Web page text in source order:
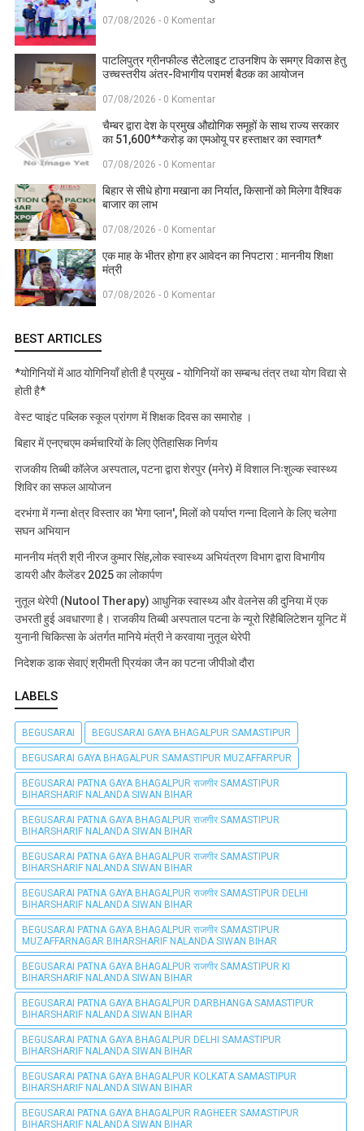
07/08/2026 - 0 Komentar
पाटलिपुत्र ग्रीनफील्ड सैटेलाइट टाउनशिप के समग्र विकास हेतु
उच्चस्तरीय अंतर-विभागीय परामर्श बैठक का आयोजन
07/08/2026 - 0 Komentar
चैम्बर द्वारा देश के प्रमुख औद्योगिक समूहों के साथ राज्य सरकार
का 51,600**करोड़ का एमओयू पर हस्ताक्षर का स्वागत*
07/08/2026 - 0 Komentar
बिहार से सीधे होगा मखाना का निर्यात, किसानों को मिलेगा वैश्विक
बाजार का लाभ
07/08/2026 - 0 Komentar
एक माह के भीतर होगा हर आवेदन का निपटारा : माननीय शिक्षा
मंत्री
07/08/2026 - 0 Komentar
BEST ARTICLES
*योगिनियों में आठ योगिनियाँ होती है प्रमुख - योगिनियों का सम्बन्ध तंत्र तथा योग विद्या से
होती है*
वेस्ट प्वाइंट पब्लिक स्कूल प्रांगण में शिक्षक दिवस का समारोह ।
बिहार में एनएचएम कर्मचारियों के लिए ऐतिहासिक निर्णय
राजकीय तिब्बी कॉलेज अस्पताल, पटना द्वारा शेरपुर (मनेर) में विशाल निःशुल्क स्वास्थ्य
शिविर का सफल आयोजन
दरभंगा में गन्ना क्षेत्र विस्तार का 'मेगा प्लान', मिलों को पर्याप्त गन्ना दिलाने के लिए चलेगा
सघन अभियान
माननीय मंत्री श्री नीरज कुमार सिंह,लोक स्वास्थ्य अभियंत्रण विभाग द्वारा विभागीय
डायरी और कैलेंडर 2025 का लोकार्पण
नुतूल थेरेपी (Nutool Therapy) आधुनिक स्वास्थ्य और वेलनेस की दुनिया में एक
उभरती हुई अवधारणा है। राजकीय तिब्बी अस्पताल पटना के न्यूरो रिहैबिलिटेशन यूनिट में
युनानी चिकित्सा के अंतर्गत मानिये मंत्री ने करवाया नुतूल थेरेपी
निदेशक डाक सेवाएं श्रीमती प्रियंका जैन का पटना जीपीओ दौरा
LABELS
BEGUSARAI BEGUSARAI GAYA BHAGALPUR SAMASTIPUR
BEGUSARAI GAYA BHAGALPUR SAMASTIPUR MUZAFFARPUR
BEGUSARAI PATNA GAYA BHAGALPUR राजगीर SAMASTIPUR
BIHARSHARIF NALANDA SIWAN BIHAR
BEGUSARAI PATNA GAYA BHAGALPUR राजगीर SAMASTIPUR
BIHARSHARIF NALANDA SIWAN BIHAR
BEGUSARAI PATNA GAYA BHAGALPUR राजगीर SAMASTIPUR
BIHARSHARIF NALANDA SIWAN BIHAR
BEGUSARAI PATNA GAYA BHAGALPUR राजगीर SAMASTIPUR DELHI
BIHARSHARIF NALANDA SIWAN BIHAR
BEGUSARAI PATNA GAYA BHAGALPUR राजगीर SAMASTIPUR
MUZAFFARNAGAR BIHARSHARIF NALANDA SIWAN BIHAR
BEGUSARAI PATNA GAYA BHAGALPUR राजगीर SAMASTIPUR KI
BIHARSHARIF NALANDA SIWAN BIHAR
BEGUSARAI PATNA GAYA BHAGALPUR DARBHANGA SAMASTIPUR
BIHARSHARIF NALANDA SIWAN BIHAR
BEGUSARAI PATNA GAYA BHAGALPUR DELHI SAMASTIPUR
BIHARSHARIF NALANDA SIWAN BIHAR
BEGUSARAI PATNA GAYA BHAGALPUR KOLKATA SAMASTIPUR
BIHARSHARIF NALANDA SIWAN BIHAR
BEGUSARAI PATNA GAYA BHAGALPUR RAGHEER SAMASTIPUR
BIHARSHARIF NALANDA SIWAN BIHAR